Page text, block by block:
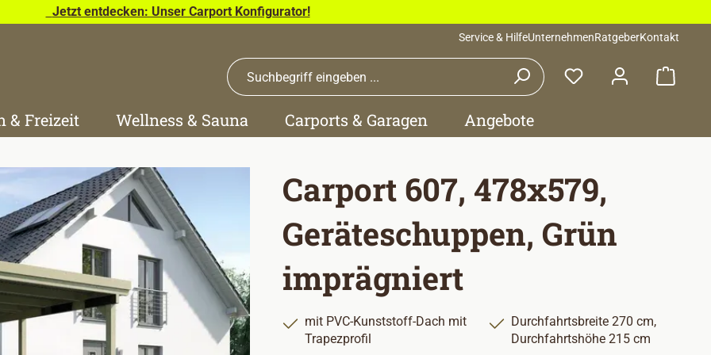
Jetzt entdecken: Unser Carport Konfigurator!
Service & HilfeUnternehmenRatgeberKontakt
& Freizeit Wellness & Sauna Carports & Garagen Angebote
Carport 607, 478x579,
Geräteschuppen, Grün
imprägniert
mit PVC-Kunststoff-Dach mit
Trapezprofil
Durchfahrtsbreite 270 cm,
Durchfahrtshöhe 215 cm